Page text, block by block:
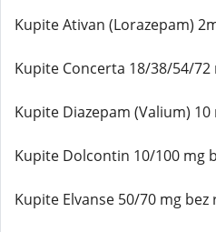
Kupite Ativan (Lorazepam)
Kupite Concerta 18/38/54/72
Kupite Diazepam (Valium)
Kupite Dolcontin 10/100 mg
Kupite Elvanse 50/70 mg bez